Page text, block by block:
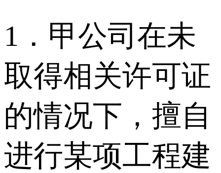
1．甲公司在未
取得相关许可证
的情况下，擅自
进行某项工程建